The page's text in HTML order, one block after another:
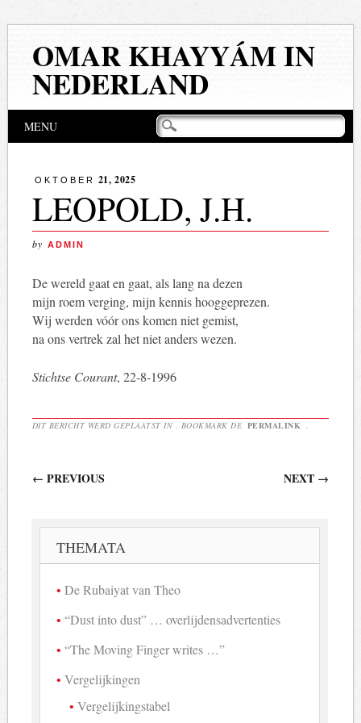
OMAR KHAYYÁM IN
NEDERLAND
Hoofdmenu
MENU
OKTOBER 21, 2025
LEOPOLD, J.H.
by ADMIN
De wereld gaat en gaat, als lang na dezen
mijn roem verging, mijn kennis hooggeprezen.
Wij werden vóór ons komen niet gemist,
na ons vertrek zal het niet anders wezen.
Stichtse Courant, 22-8-1996
DIT BERICHT WERD GEPLAATST IN . BOOKMARK DE PERMALINK
Berichtnavigatie
← PREVIOUS NEXT →
THEMATA
De Rubaiyat van Theo
“Dust into dust” … overlijdensadvertenties
“The Moving Finger writes …”
Vergelijkingen
Vergelijkingstabel